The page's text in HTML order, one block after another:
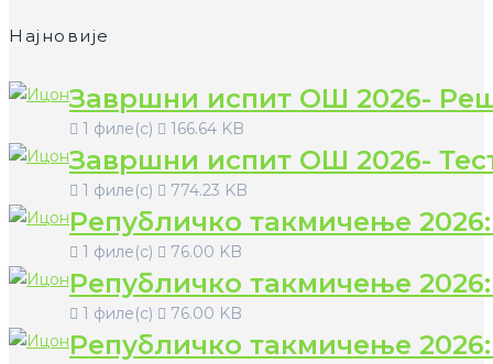
Најновије
Завршни испит ОШ 2026-
1 филе(с) 166.64 KB
Завршни испит ОШ 2026-
1 филе(с) 774.23 KB
Републичко такмичење
1 филе(с) 76.00 KB
Републичко такмичење
1 филе(с) 76.00 KB
Републичко такмичење